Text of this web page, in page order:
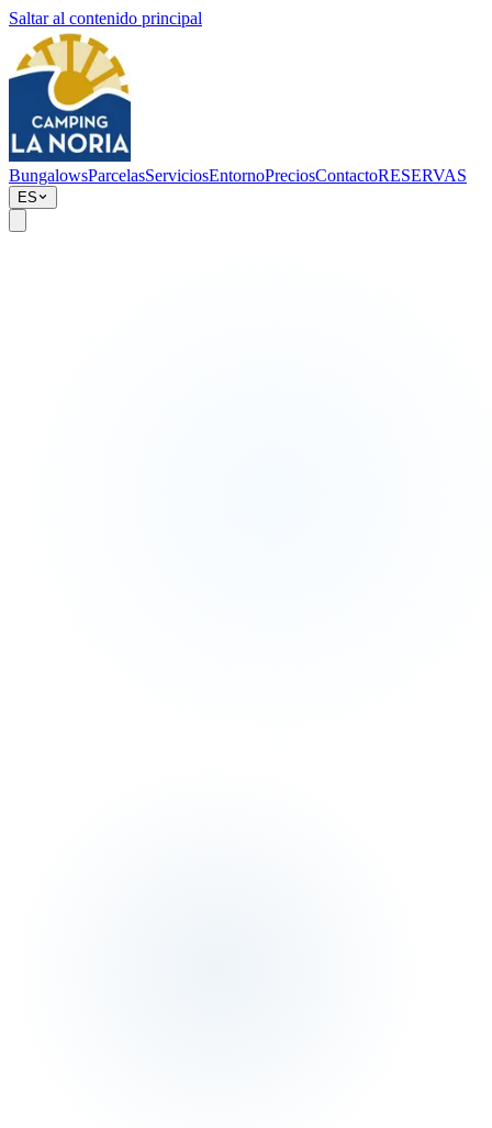
Saltar al contenido principal
BungalowsParcelasServiciosEntornoPreciosContactoRESERVAS
ES